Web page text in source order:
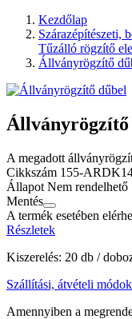
Kezdőlap
Szárazépítészeti,
Tűzálló rögzítő
Állványrögzítő
Állványrögzítő
A megadott
Cikkszám 155-
Állapot Nem rendelhető
Mentés
A termék esetében
Részletek
Kiszerelés: 20 db /
Szállítási, átvételi módok
Amennyiben a